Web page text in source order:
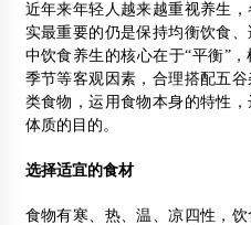
近年来年轻人越来越重视养生
实最重要的仍是保持均衡饮食
中饮食养生的核心在于“平衡”
季节等客观因素，合理搭配五
类食物，运用食物本身的特性
体质的目的。
选择适宜的食材
食物有寒、热、温、凉四性，